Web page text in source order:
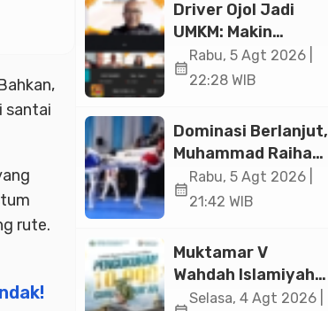
santai
rute.
Driver Ojol Jadi
UMKM: Makin
Sejahtera atau
Merana? Ini
Paramadina
calendar_month
Rabu, 5 Agt 2026 |
22:28 WIB
Dominasi Berlanjut,
Muhammad Raihan
Fadila Sabet Emas
Kyorugi di Asian
Indonesia Open
2026
calendar_month
Rabu, 5 Agt 2026 |
21:42 WIB
Muktamar V
Wahdah Islamiyah
Akan Kukuhkan
Selasa, 4 Agt 2026 |